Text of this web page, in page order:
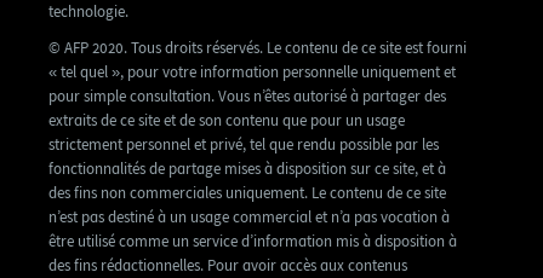
technologie.
© AFP 2020. Tous droits réservés. Le contenu de ce site est fourni
« tel quel », pour votre information personnelle uniquement et
pour simple consultation. Vous n’êtes autorisé à partager des
extraits de ce site et de son contenu que pour un usage
strictement personnel et privé, tel que rendu possible par les
fonctionnalités de partage mises à disposition sur ce site, et à
des fins non commerciales uniquement. Le contenu de ce site
n’est pas destiné à un usage commercial et n’a pas vocation à
être utilisé comme un service d’information mis à disposition à
des fins rédactionnelles. Pour avoir accès aux contenus